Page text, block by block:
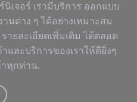
เจอร์ เรามีบริการ ออกแบบ
ต่าง ๆ ได้อย่างเหมาะสม
ยละเอียดเพิ่มเติม ได้ตลอด
และบริการของเราให้ดียิ่งๆ
ทุกท่าน.